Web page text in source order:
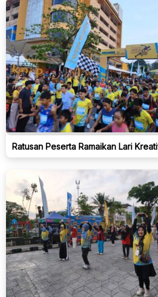
Ratusan Peserta Ramaikan Lari